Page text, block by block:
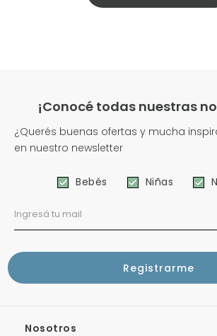
¡Conocé todas nuestras
¿Querés buenas ofertas y mucha
en nuestro newsletter
Bebés Niñas
Nosotros